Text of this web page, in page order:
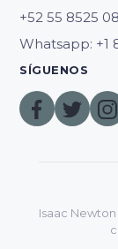
Whatsapp: +1
SÍGUENOS
Isaac Newton